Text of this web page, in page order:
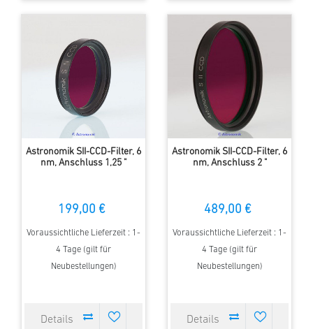
Astronomik SII-CCD-Filter, 6
nm, Anschluss 1,25 "
199,00 €
Voraussichtliche Lieferzeit : 1-
4 Tage (gilt für
Neubestellungen)
Astronomik SII-CCD-Filter, 6
nm, Anschluss 2 "
489,00 €
Voraussichtliche Lieferzeit : 1-
4 Tage (gilt für
Neubestellungen)